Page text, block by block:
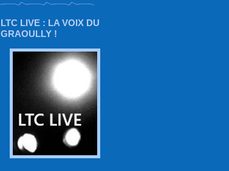
LTC LIVE : LA VOIX DU
GRAOULLY !